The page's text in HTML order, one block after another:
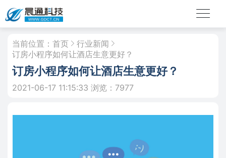
当前位置： 首页
行业新闻
订房小程序如何让酒店生意更好？
订房小程序如何让酒店生意更好？
2021-06-17 11:15:33 浏览：7977